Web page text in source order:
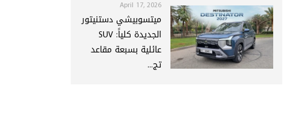
April 17, 2026
ميتسوبيشي دستنيتور
الجديدة كلياً: SUV
عائلية بسبعة مقاعد
تج...